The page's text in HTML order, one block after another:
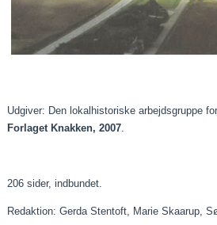
Udgiver: Den lokalhistoriske arbejdsgruppe
Forlaget Knakken, 2007
206 sider, indbundet.
Redaktion: Gerda Stentoft, Marie Skaarup,